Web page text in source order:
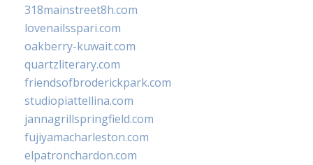
318mainstreet8h.com
lovenailsspari.com
oakberry-kuwait.com
quartzliterary.com
friendsofbroderickpark.com
studiopiattellina.com
jannagrillspringfield.com
fujiyamacharleston.com
elpatronchardon.com